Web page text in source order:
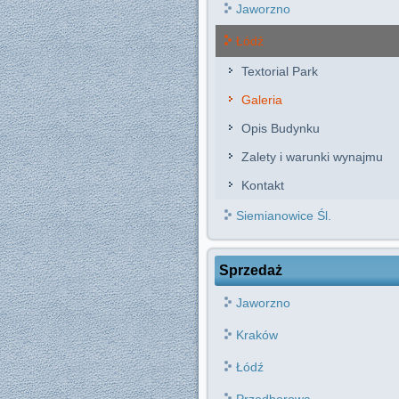
Jaworzno
Łódź
Textorial Park
Galeria
Opis Budynku
Zalety i warunki wynajmu
Kontakt
Siemianowice Śl.
Sprzedaż
Jaworzno
Kraków
Łódź